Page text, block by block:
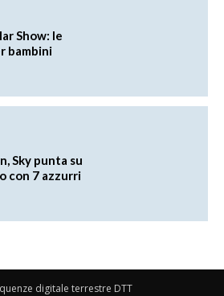
Show: le
bambini
Sky punta su
con 7 azzurri
digitale terrestre DTT